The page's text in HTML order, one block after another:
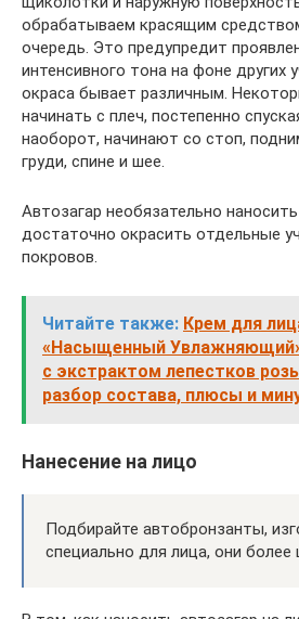
обрабатываем красящим
очередь. Это предупредит
интенсивного тона на фоне других
окраса бывает различным.
начинать с плеч, постепенно
наоборот, начинают со стоп,
груди, спине и шее.
Автозагар необязательно
достаточно окрасить отдельные
покровов.
Читайте также: Крем для
«Насыщенный
с экстрактом лепестков
разбор состава, плюсы и
Нанесение на лицо
Подбирайте автобронзанты,
специально для лица, они